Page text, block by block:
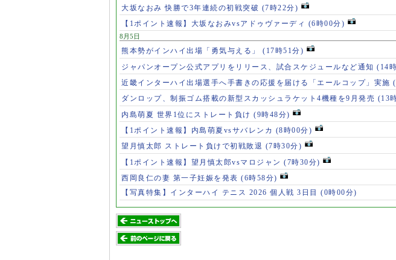
大坂なおみ 快勝で3年連続の初戦突破 (7時22分)
【1ポイント速報】大坂なおみvsアドゥヴァーディ (6時00分)
8月5日
熊本勢がインハイ出場「勇気与える」 (17時51分)
ジャパンオープン公式アプリをリリース、試合スケジュールなど通知 (14
近畿インターハイ出場選手へ手書きの応援を届ける「エールコップ」実施
ダンロップ、制振ゴム搭載の新型スカッシュラケット4機種を9月発売 (13
内島萌夏 世界1位にストレート負け (9時48分)
【1ポイント速報】内島萌夏vsサバレンカ (8時00分)
望月慎太郎 ストレート負けで初戦敗退 (7時30分)
【1ポイント速報】望月慎太郎vsマロジャン (7時30分)
西岡良仁の妻 第一子妊娠を発表 (6時58分)
【写真特集】インターハイ テニス 2026 個人戦 3日目 (0時00分)